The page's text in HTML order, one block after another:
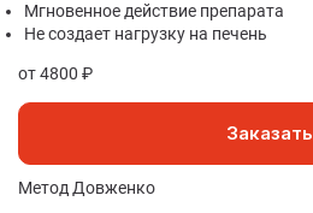
Мгновенное действие препарата
Не создает нагрузку на печень
от 4800 ₽
Заказать
Метод Довженко